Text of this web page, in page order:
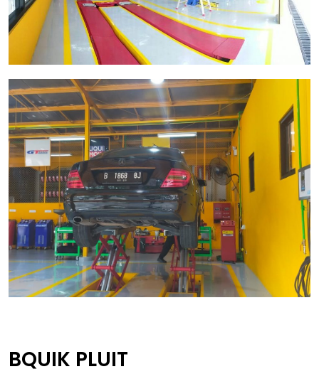
BQUIK PLUIT